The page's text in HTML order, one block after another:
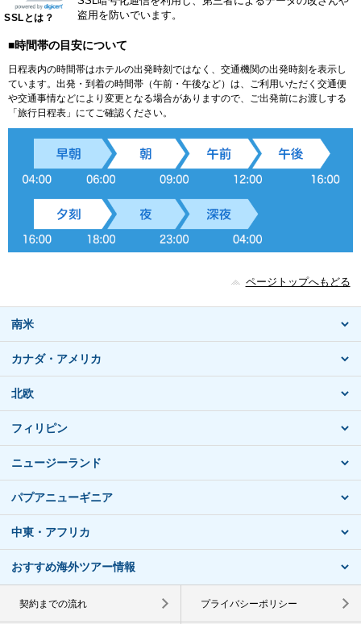
SSLとは？
盗用を防いでいます。
■時間帯の目安について
日程表内の時間帯はホテルの出発時刻ではなく、交通機関の出発時刻を表示し
ています。出発・到着の時間帯（午前・午後など）は、ご利用いただく交通便
や交通事情などにより変更となる場合がありますので、ご出発前にお渡しする
「旅行日程表」にてご確認ください。
ページトップへもどる
南米
カナダ・アメリカ
北欧
フィリピン
ニュージーランド
パプアニューギニア
中東・アフリカ
おすすめ海外ツアー情報
契約までの流れ プライバシーポリシー